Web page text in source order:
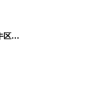
成都市金牛区府河桥建材市场五交易区C区64号